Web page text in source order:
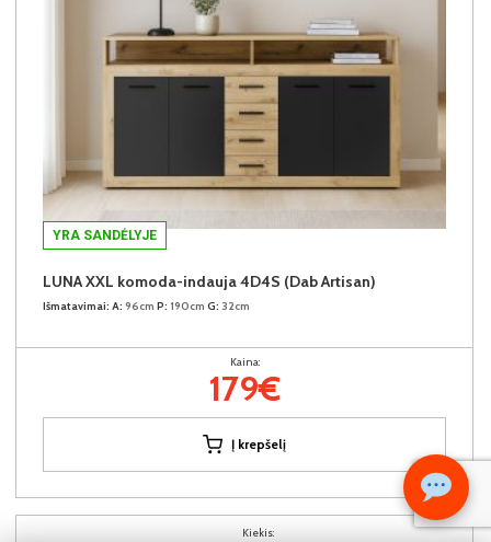
Kiekis:
YRA SANDĖLYJE
LUNA XXL komoda-indauja 4D4S (Dab Artisan)
Išmatavimai: A: 96cm P: 190cm G: 32cm
Kaina:
179€
Į krepšelį